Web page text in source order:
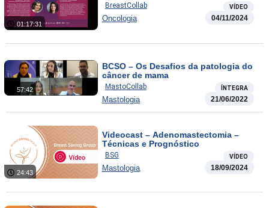
01:17:31
BreastCollab VÍDEO
Oncologia 04/11/2024
57:42
BCSO – Os Desafios da patologia do
câncer de mama
MastoCollab ÍNTEGRA
Mastologia 21/06/2022
24:43
Videocast – Adenomastectomia –
Técnicas e Prognóstico
BSG VÍDEO
Mastologia 18/09/2024